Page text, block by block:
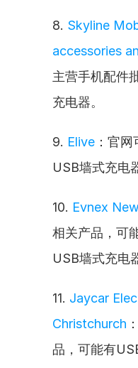
8. Skyline
accessories
主营手机配件
充电器。
9. Elive ：官
USB墙式充电
10. Evnex
相关产品，可
USB墙式充电
11. Jaycar
Christchurch
品，可能有